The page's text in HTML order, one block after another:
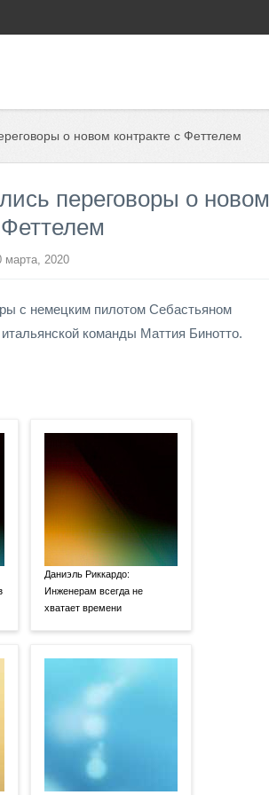
о новом контракте с Феттелем
переговоры о новом
Феттелем
марта, 2020
с немецким пилотом Себастьяном
команды Маттия Бинотто.
Даниэль Риккардо:
Инженерам всегда не
хватает времени